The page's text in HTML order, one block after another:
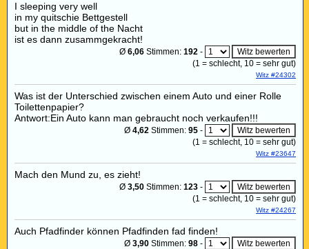
I sleeping very well
in my quitschie Bettgestell
but in the middle of the Nacht
ist es dann zusammgekracht!
Ø 6,06 Stimmen: 192 -
(1 = schlecht, 10 = sehr gut)
Witz #24302
Was ist der Unterschied zwischen einem Auto und einer Rolle
Toilettenpapier?
Antwort:Ein Auto kann man gebraucht noch verkaufen!!!
Ø 4,62 Stimmen: 95 -
(1 = schlecht, 10 = sehr gut)
Witz #23647
Mach den Mund zu, es zieht!
Ø 3,50 Stimmen: 123 -
(1 = schlecht, 10 = sehr gut)
Witz #24267
Auch Pfadfinder können Pfadfinden fad finden!
Ø 3,90 Stimmen: 98 -